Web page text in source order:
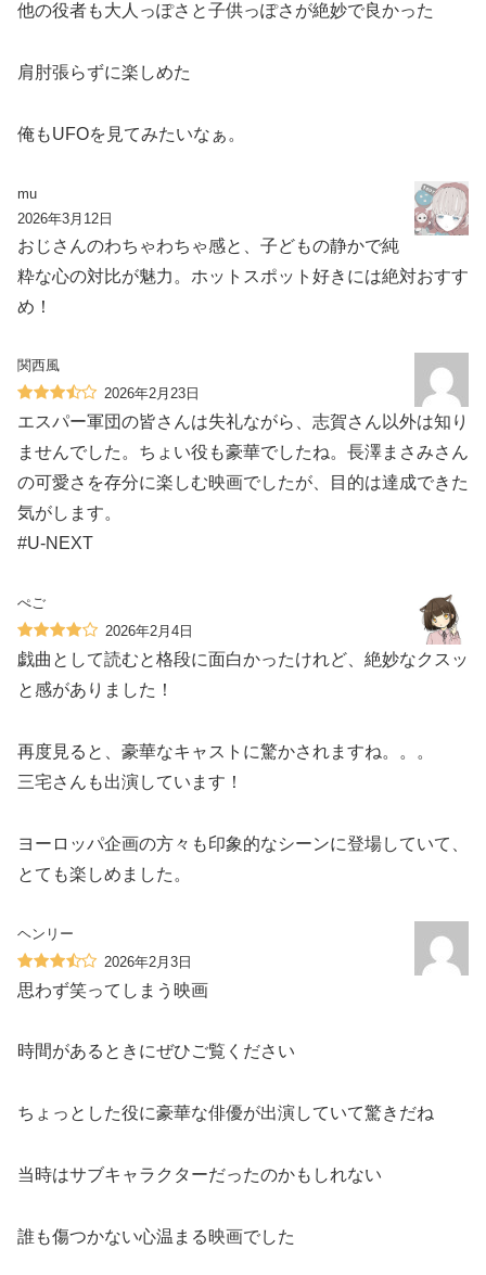
他の役者も大人っぽさと子供っぽさが絶妙で良かった
肩肘張らずに楽しめた
俺もUFOを見てみたいなぁ。
mu
2026年3月12日
おじさんのわちゃわちゃ感と、子どもの静かで純
粋な心の対比が魅力。ホットスポット好きには絶対おすす
め！
関西風
2026年2月23日
エスパー軍団の皆さんは失礼ながら、志賀さん以外は知り
ませんでした。ちょい役も豪華でしたね。長澤まさみさん
の可愛さを存分に楽しむ映画でしたが、目的は達成できた
気がします。
#U-NEXT
ぺご
2026年2月4日
戯曲として読むと格段に面白かったけれど、絶妙なクスッ
と感がありました！
再度見ると、豪華なキャストに驚かされますね。。。
三宅さんも出演しています！
ヨーロッパ企画の方々も印象的なシーンに登場していて、
とても楽しめました。
ヘンリー
2026年2月3日
思わず笑ってしまう映画
時間があるときにぜひご覧ください
ちょっとした役に豪華な俳優が出演していて驚きだね
当時はサブキャラクターだったのかもしれない
誰も傷つかない心温まる映画でした